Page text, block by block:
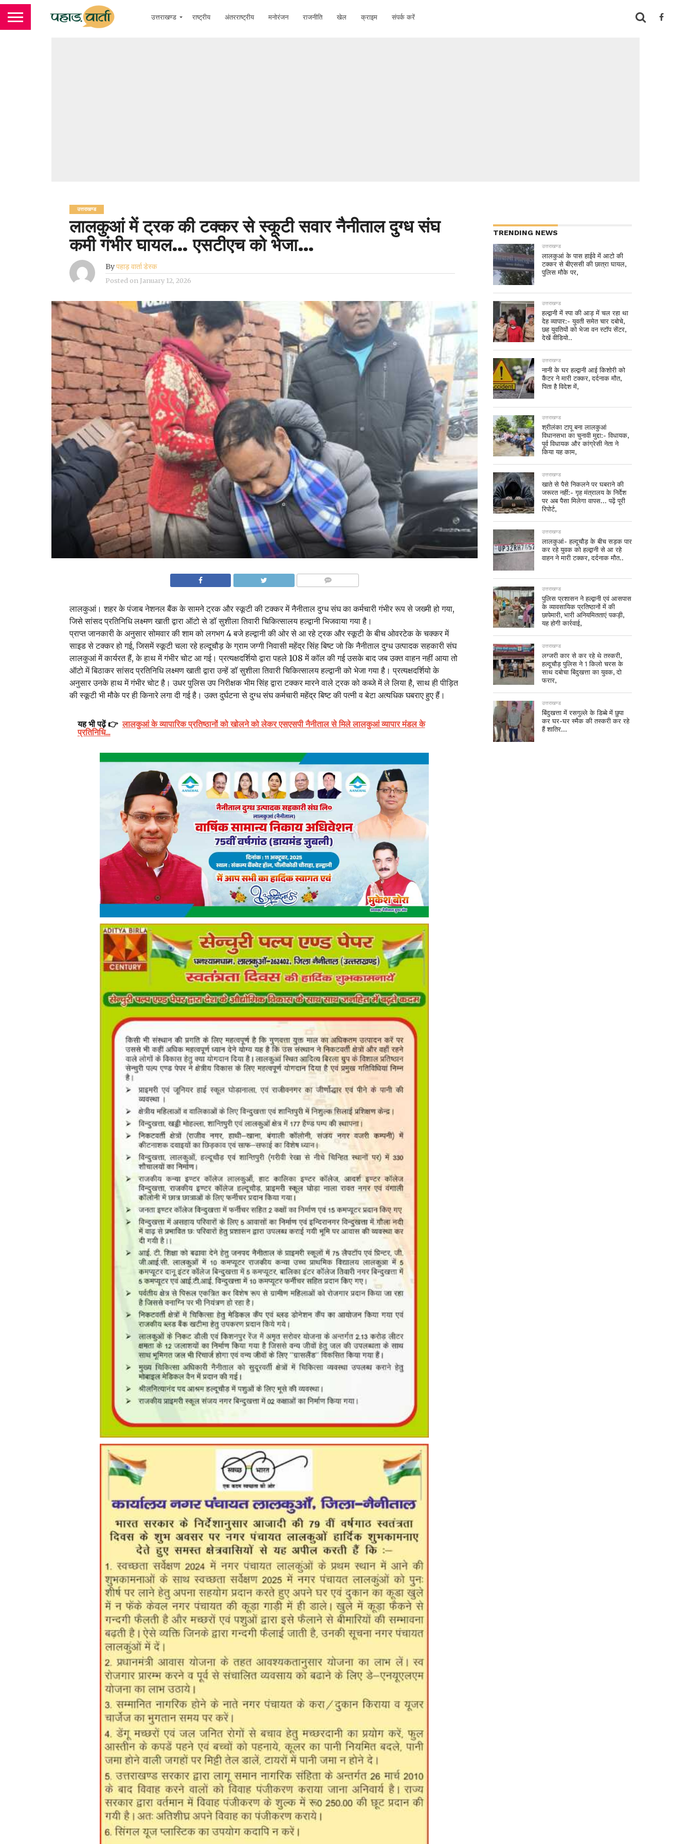
उत्तराखण्ड राष्ट्रीय अंतरराष्ट्रीय मनोरंजन राजनीति खेल क्राइम संपर्क करें
उत्तराखण्ड
लालकुआं में ट्रक की टक्कर से स्कूटी सवार नैनीताल दुग्ध संघ
कमी गंभीर घायल… एसटीएच को भेजा…
Byपहाड़ वार्ता डेस्क
Posted on January 12, 2026
लालकुआं। शहर के पंजाब नेशनल बैंक के सामने ट्रक और स्कूटी की टक्कर में नैनीताल दुग्ध संघ का कर्मचारी गंभीर रूप से जख्मी हो गया,
जिसे सांसद प्रतिनिधि लक्ष्मण खाती द्वारा ऑटो से डॉ सुशीला तिवारी चिकित्सालय हल्द्वानी भिजवाया गया है।
प्राप्त जानकारी के अनुसार सोमवार की शाम को लगभग 4 बजे हल्द्वानी की ओर से आ रहे ट्रक और स्कूटी के बीच ओवरटेक के चक्कर में
साइड से टक्कर हो गई, जिसमें स्कूटी चला रहे हल्दूचौड़ के ग्राम जग्गी निवासी महेंद्र सिंह बिष्ट जो कि नैनीताल दुग्ध उत्पादक सहकारी संघ
लालकुआं में कार्यरत हैं, के हाथ में गंभीर चोट आ गई। प्रत्यक्षदर्शियो द्वारा पहले 108 में कॉल की गई उसके बाद जब उक्त वाहन नहीं आया तो
ऑटो में बिठाकर सांसद प्रतिनिधि लक्ष्मण खाती द्वारा उन्हें डॉ सुशीला तिवारी चिकित्सालय हल्द्वानी को भेजा गया है। प्रत्यक्षदर्शियो के
अनुसार उनके हाथ में गंभीर चोट है। उधर पुलिस उप निरीक्षक भीम सिंह द्वारा टक्कर मारने वाले ट्रक को कब्जे में ले लिया है, साथ ही पीड़ित
की स्कूटी भी मौके पर ही किनारे लगा दी गई है। उक्त दुर्घटना से दुग्ध संघ कर्मचारी महेंद्र बिष्ट की पत्नी व बेटा अत्यधिक घबराए हुए हैं।
यह भी पढ़ें 👉 लालकुआं के व्यापारिक प्रतिष्ठानों को खोलने को लेकर एसएसपी नैनीताल से मिले लालकुआं व्यापार मंडल के
प्रतिनिधि...
TRENDING NEWS
उत्तराखण्ड
लालकुआं के पास हाईवे में आटो की
टक्कर से बीएससी की छात्रा घायल,
पुलिस मौके पर,
उत्तराखण्ड
हल्द्वानी में स्पा की आड़ में चल रहा था
देह व्यापार:- युवती समेत चार दबोचे,
छह युवतियों को भेजा वन स्टॉप सेंटर,
देखें वीडियो..
उत्तराखण्ड
नानी के घर हल्द्वानी आई किशोरी को
कैंटर ने मारी टक्कर, दर्दनाक मौत,
पिता है विदेश में,
उत्तराखण्ड
श्रीलंका टापू बना लालकुआं
विधानसभा का चुनावी मुद्दा:- विधायक,
पूर्व विधायक और कांग्रेसी नेता ने
किया यह काम,
उत्तराखण्ड
खाते से पैसे निकलने पर घबराने की
जरूरत नहीं:- गृह मंत्रालय के निर्देश
पर अब पैसा मिलेगा वापस… पढ़ें पूरी
रिपोर्ट,
उत्तराखण्ड
लालकुआं- हल्दूचौड़ के बीच सड़क पार
कर रहे युवक को हल्द्वानी से आ रहे
वाहन ने मारी टक्कर, दर्दनाक मौत..
उत्तराखण्ड
पुलिस प्रशासन ने हल्द्वानी एवं आसपास
के व्यावसायिक प्रतिष्ठानों में की
छापेमारी, भारी अनियमितताएं पकड़ी,
यह होगी कार्रवाई,
उत्तराखण्ड
लग्जरी कार से कर रहे थे तस्करी,
हल्दूचौड़ पुलिस ने 1 किलो चरस के
साथ दबोचा बिंदुखत्ता का युवक, दो
फरार,
उत्तराखण्ड
बिंदुखत्ता में रसगुल्ले के डिब्बे में छुपा
कर घर-घर स्मैक की तस्करी कर रहे
हैं शातिर…